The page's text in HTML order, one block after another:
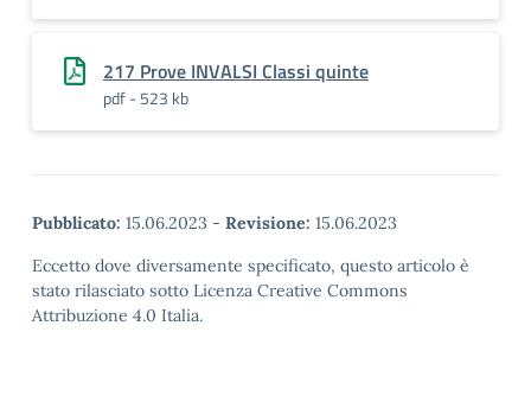
217 Prove INVALSI Classi quinte
pdf - 523 kb
Pubblicato: 15.06.2023 - Revisione: 15.06.2023
Eccetto dove diversamente specificato, questo articolo è
stato rilasciato sotto Licenza Creative Commons
Attribuzione 4.0 Italia.